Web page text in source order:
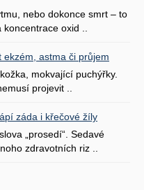
nebo dokonce smrt – to
koncentrace oxid ..
ekzém, astma či průjem
mokvající puchýřky.
projevit ..
záda i křečové žíly
„prosedí“. Sedavé
zdravotních riz ..